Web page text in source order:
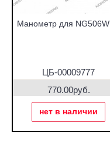
Манометр для NG506W
ЦБ-00009777
770.00руб.
нет в наличии